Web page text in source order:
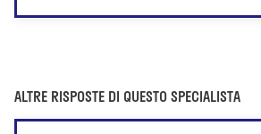
ALTRE RISPOSTE DI QUESTO SPECIALISTA